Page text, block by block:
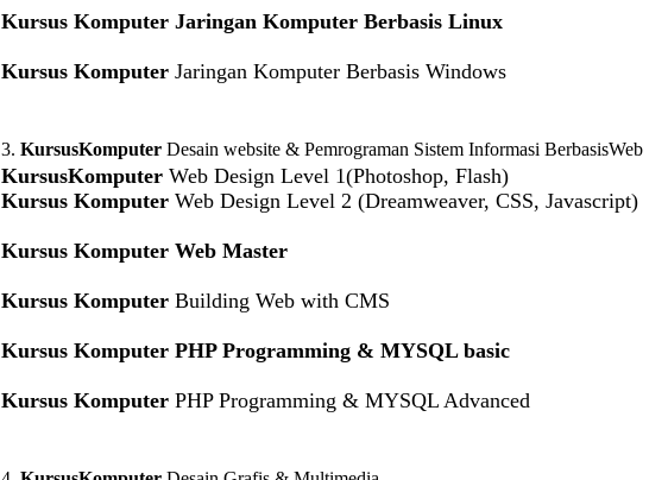
Kursus Komputer Jaringan Komputer Berbasis Linux
Kursus Komputer Jaringan Komputer Berbasis Windows
3. KursusKomputer Desain website & Pemrograman Sistem Informasi BerbasisWeb
KursusKomputer Web Design Level 1(Photoshop, Flash)
Kursus Komputer Web Design Level 2 (Dreamweaver, CSS, Javascript)
Kursus Komputer Web Master
Kursus Komputer Building Web with CMS
Kursus Komputer PHP Programming & MYSQL basic
Kursus Komputer PHP Programming & MYSQL Advanced